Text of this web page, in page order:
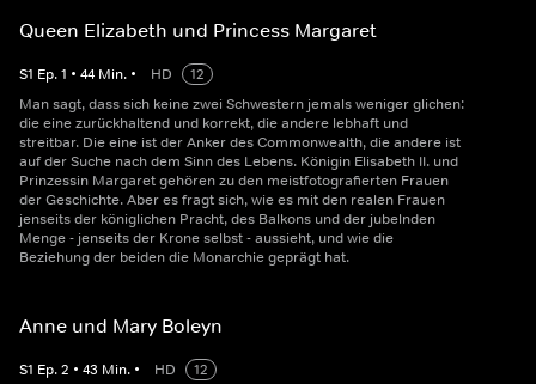
Queen Elizabeth und Princess Margaret
S1 Ep.1 • 44 Min. • HD
12
Man sagt, dass sich keine zwei Schwestern jemals weniger glichen:
die eine zurückhaltend und korrekt, die andere lebhaft und
streitbar. Die eine ist der Anker des Commonwealth, die andere ist
auf der Suche nach dem Sinn des Lebens. Königin Elisabeth II. und
Prinzessin Margaret gehören zu den meistfotografierten Frauen
der Geschichte. Aber es fragt sich, wie es mit den realen Frauen
jenseits der königlichen Pracht, des Balkons und der jubelnden
Menge - jenseits der Krone selbst - aussieht, und wie die
Beziehung der beiden die Monarchie geprägt hat.
Anne und Mary Boleyn
S1 Ep.2 • 43 Min. • HD
12